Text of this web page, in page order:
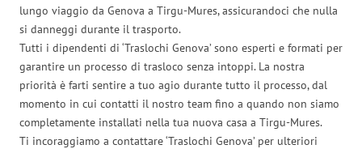
lungo viaggio da Genova a Tirgu-Mures, assicurandoci che nulla
si danneggi durante il trasporto.
Tutti i dipendenti di ‘Traslochi Genova’ sono esperti e formati per
garantire un processo di trasloco senza intoppi. La nostra
priorità è farti sentire a tuo agio durante tutto il processo, dal
momento in cui contatti il nostro team fino a quando non siamo
completamente installati nella tua nuova casa a Tirgu-Mures.
Ti incoraggiamo a contattare ‘Traslochi Genova’ per ulteriori